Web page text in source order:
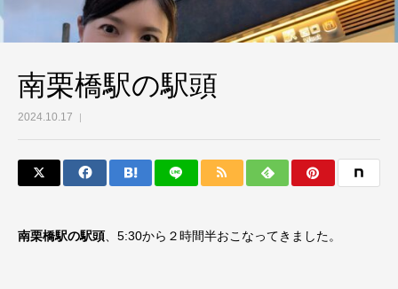
南栗橋駅の駅頭
2024.10.17
南栗橋駅の駅頭 、5:30から２時間半おこなってきました。